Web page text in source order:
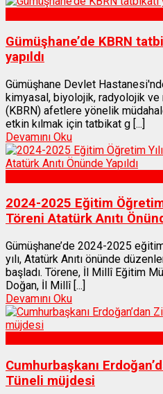
Gümüşhane’de KBRN
yapıldı
Gümüşhane Devlet
kimyasal, biyolojik, radyolojik ve
(KBRN) afetlere yönelik
etkin kılmak için tatbikat g [...]
Devamını Oku
2024-2025 Eğitim Öğretim
Töreni Atatürk Anıtı
Gümüşhane’de 2024-2025
yılı, Atatürk Anıtı önünde
başladı. Törene, İl Millî Eğitim
Doğan, İl Millî [...]
Devamını Oku
Cumhurbaşkanı
Tüneli müjdesi